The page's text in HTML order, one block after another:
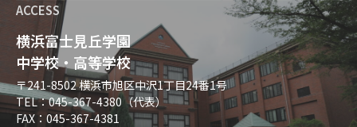
ACCESS
横浜富士見丘学園
中学校・高等学校
〒241-8502 横浜市旭区中沢1丁目24番1号
TEL：045-367-4380（代表）
FAX：045-367-4381